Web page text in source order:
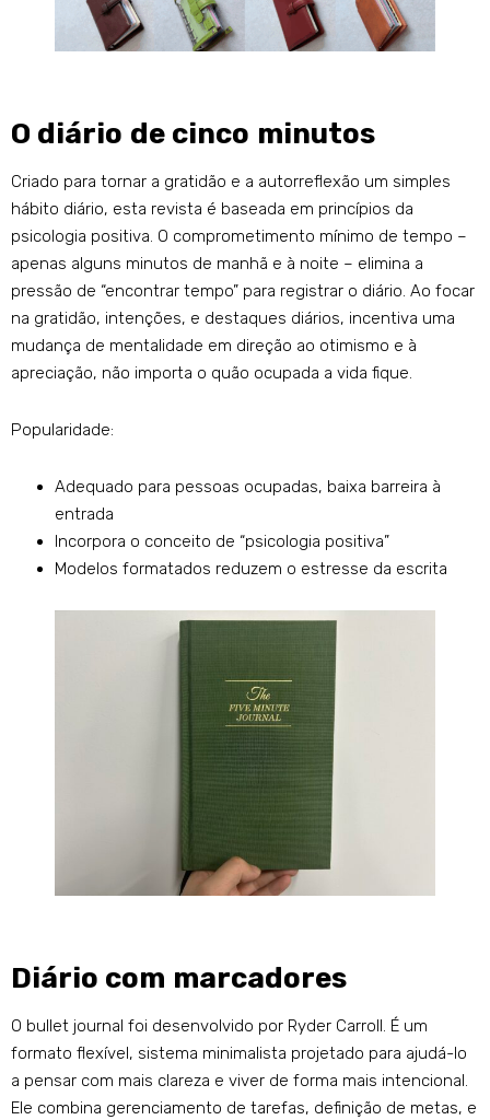
O diário de cinco minutos
Criado para tornar a gratidão e a autorreflexão um simples
hábito diário, esta revista é baseada em princípios da
psicologia positiva. O comprometimento mínimo de tempo –
apenas alguns minutos de manhã e à noite – elimina a
pressão de “encontrar tempo” para registrar o diário. Ao focar
na gratidão, intenções, e destaques diários, incentiva uma
mudança de mentalidade em direção ao otimismo e à
apreciação, não importa o quão ocupada a vida fique.
Popularidade:
Adequado para pessoas ocupadas, baixa barreira à
entrada
Incorpora o conceito de “psicologia positiva”
Modelos formatados reduzem o estresse da escrita
Diário com marcadores
O bullet journal foi desenvolvido por Ryder Carroll. É um
formato flexível, sistema minimalista projetado para ajudá-lo
a pensar com mais clareza e viver de forma mais intencional.
Ele combina gerenciamento de tarefas, definição de metas, e